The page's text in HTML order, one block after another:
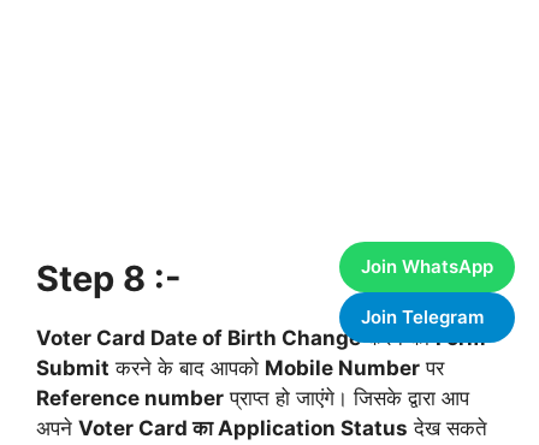
Join WhatsApp
Join Telegram
Step 8 :-
Voter Card Date of Birth Changeकरने काForm
Submit करने के बाद आपको Mobile Number पर
Reference number प्राप्त हो जाएंगे। जिसके द्वारा आप
अपने Voter Card का Application Status देख सकते